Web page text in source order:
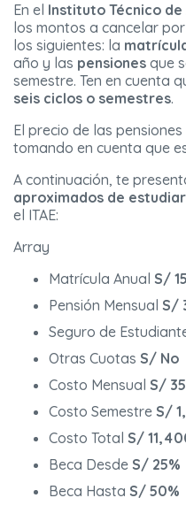
En el Instituto Técnico
los montos a cancelar
los siguientes: la
año y las pensiones que
semestre. Ten en cuenta
seis ciclos o semestres.
El precio de las
tomando en cuenta que
A continuación, te
aproximados de
el ITAE:
Array
Matrícula Anual S/
Pensión Mensual S/
Seguro de
Otras Cuotas S/ No
Costo Mensual S/
Costo Semestre S/
Costo Total S/
Beca Desde S/ 25%
Beca Hasta S/ 50%